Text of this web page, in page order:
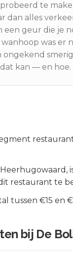
te
dan alles
een geur die je
was er
kan — en hoe.
Heerhugowaard ,
restaurant te
tussen €15 en
bij De